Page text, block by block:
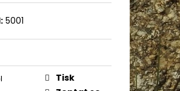
5001
Tisk